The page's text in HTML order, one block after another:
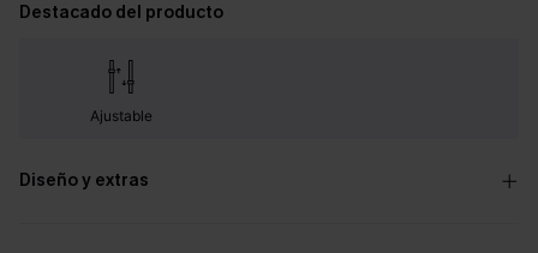
Destacado del producto
Ajustable
Diseño y extras